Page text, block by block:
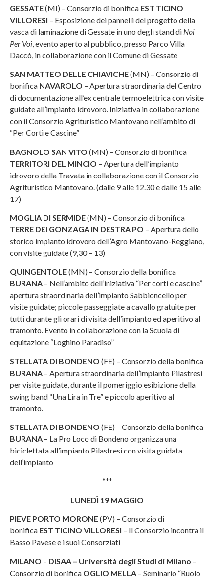
GESSATE(MI) – Consorzio di bonifica EST TICINO
VILLORESI – Esposizione dei pannelli del progetto della
vasca di laminazione di Gessate in uno degli stand di Noi
Per Voi , evento aperto al pubblico, presso Parco Villa
Daccò, in collaborazione con il Comune di Gessate
SAN MATTEO DELLE CHIAVICHE(MN) – Consorzio di
bonifica NAVAROLO – Apertura straordinaria del Centro
di documentazione all’ex centrale termoelettrica con visite
guidate all’impianto idrovoro. Iniziativa in collaborazione
con il Consorzio Agrituristico Mantovano nell’ambito di
“Per Corti e Cascine”
BAGNOLO SAN VITO (MN) – Consorzio di bonifica
TERRITORI DEL MINCIO – Apertura dell’impianto
idrovoro della Travata in collaborazione con il Consorzio
Agrituristico Mantovano. (dalle 9 alle 12.30 e dalle 15 alle
17)
MOGLIA DI SERMIDE(MN) – Consorzio di bonifica
TERRE DEI GONZAGA IN DESTRA PO – Apertura dello
storico impianto idrovoro dell’Agro Mantovano-Reggiano,
con visite guidate (9,30 – 13)
QUINGENTOLE(MN) – Consorzio della bonifica
BURANA – Nell’ambito dell’iniziativa “Per corti e cascine”
apertura straordinaria dell’impianto Sabbioncello per
visite guidate; piccole passeggiate a cavallo gratuite per
tutti durante gli orari di visita dell’impianto ed aperitivo al
tramonto. Evento in collaborazione con la Scuola di
equitazione “Loghino Paradiso”
STELLATA DI BONDENO (FE) – Consorzio della bonifica
BURANA – Apertura straordinaria dell’impianto Pilastresi
per visite guidate, durante il pomeriggio esibizione della
swing band “Una Lira in Tre” e piccolo aperitivo al
tramonto.
STELLATA DI BONDENO (FE) – Consorzio della bonifica
BURANA – La Pro Loco di Bondeno organizza una
biciclettata all’impianto Pilastresi con visita guidata
dell’impianto
***
LUNEDÌ 19 MAGGIO
PIEVE PORTO MORONE(PV) – Consorzio di
bonifica EST TICINO VILLORESI – Il Consorzio incontra il
Basso Pavese e i suoi Consorziati
MILANO – DISAA – Università degli Studi di Milano –
Consorzio di bonifica OGLIO MELLA – Seminario “Ruolo